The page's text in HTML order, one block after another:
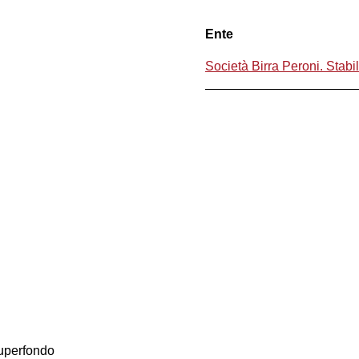
Ente
Società Birra Peroni.